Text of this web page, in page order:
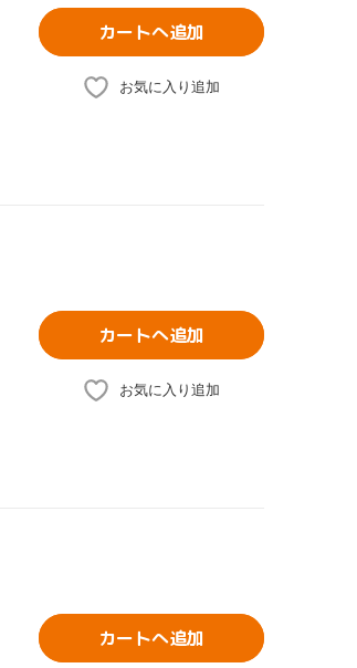
カートへ追加
お気に入り追加
カートへ追加
お気に入り追加
カートへ追加